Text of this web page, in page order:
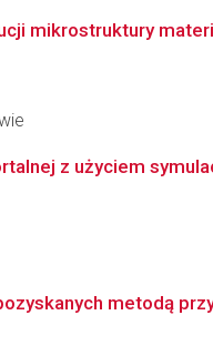
mikrostruktury
z użyciem
metodą